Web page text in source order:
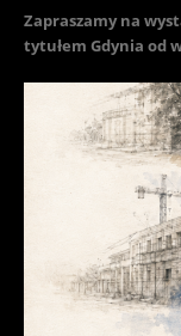
Zapraszamy na
tytułem Gdynia od